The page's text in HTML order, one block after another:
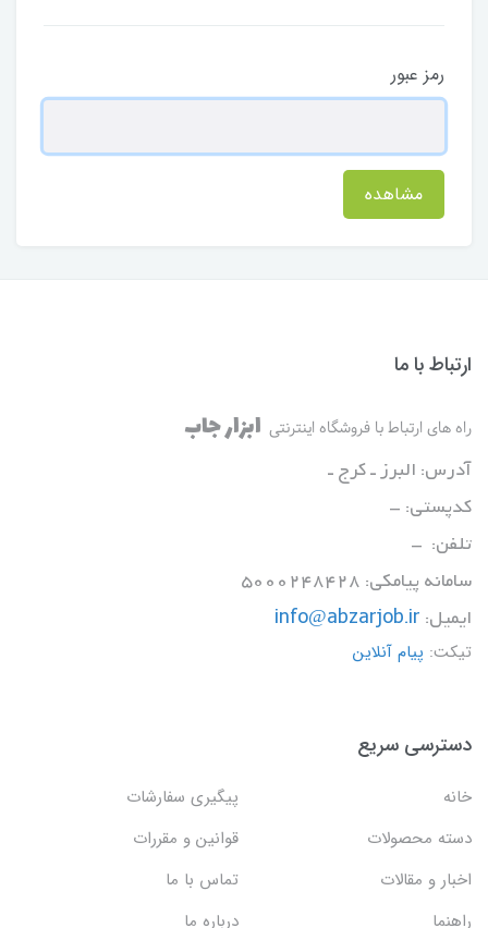
رمز عبور
مشاهده
ارتباط با ما
راه های ارتباط با فروشگاه اینترنتی ابزار جاب
آدرس: البرز ـ کرج ـ
کدپستی: -
تلفن: -
سامانه پیامکی: 5000248428
ایمیل: info@abzarjob.ir
تیکت: پیام آنلاین
دسترسی سریع
خانه
پیگیری سفارشات
دسته محصولات
قوانین و مقررات
اخبار و مقالات
تماس با ما
راهنما
درباره ما